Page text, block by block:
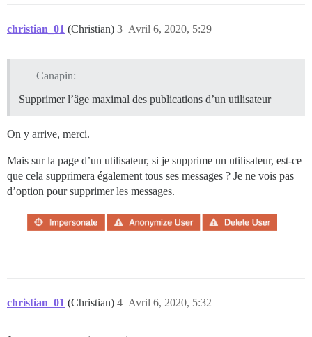
christian_01 (Christian) Avril 6, 2020, 5:29
3
Canapin:
Supprimer l’âge maximal des publications d’un utilisateur
On y arrive, merci.
Mais sur la page d’un utilisateur, si je supprime un utilisateur, est-ce
que cela supprimera également tous ses messages ? Je ne vois pas
d’option pour supprimer les messages.
christian_01 (Christian) Avril 6, 2020, 5:32
4